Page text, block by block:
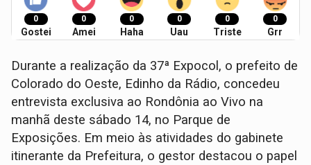
0
Gostei
0
Amei
0
Haha
0
Uau
0
Triste
0
Grr
Durante a realização da 37ª Expocol, o prefeito de
Colorado do Oeste, Edinho da Rádio, concedeu
entrevista exclusiva ao Rondônia ao Vivo na
manhã deste sábado 14, no Parque de
Exposições. Em meio às atividades do gabinete
itinerante da Prefeitura, o gestor destacou o papel